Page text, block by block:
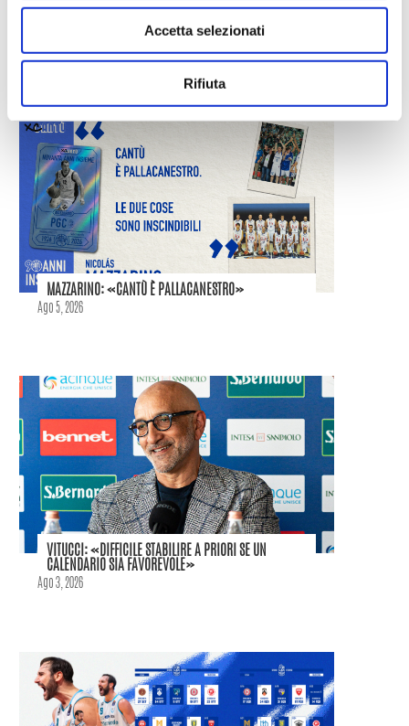
Accetta selezionati
Rifiuta
IL PROGRAMMA DEL PRECAMPIONATO
MAZZARINO: «CANTÙ È PALLACANESTRO»
Ago 5, 2026
VITUCCI: «DIFFICILE STABILIRE A PRIORI SE UN
CALENDARIO SIA FAVOREVOLE»
Ago 3, 2026